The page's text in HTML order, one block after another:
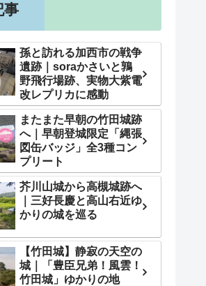
事
孫と訪れる加西市の戦争
遺跡｜soraかさいと鶉
野飛行場跡、実物大紫電
改レプリカに感動
またまた早朝の竹田城跡
へ｜早朝登城限定「縄張
図缶バッジ」全3種コン
プリート
芥川山城から高槻城跡へ
｜三好長慶と高山右近ゆ
かりの城を巡る
【竹田城】静寂の天空の
城｜「豊臣兄弟！風雲！
竹田城」ゆかりの地